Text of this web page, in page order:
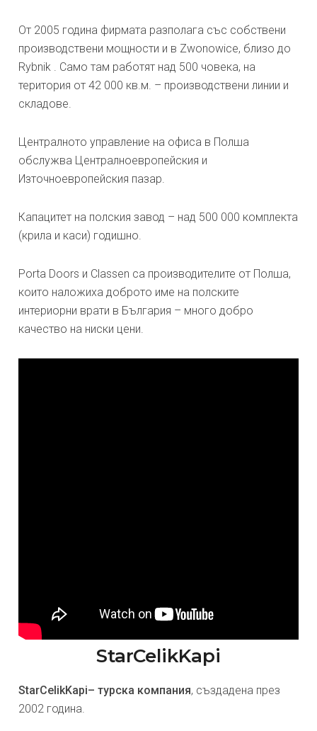
От 2005 година фирмата разполага със собствени
производствени мощности и в Zwonowice, близо до
Rybnik . Само там работят над 500 човека, на
територия от 42 000 кв.м. – производствени линии и
складове.
Централното управление на офиса в Полша
обслужва Централноевропейския и
Източноевропейския пазар.
Капацитет на полския завод – над 500 000 комплекта
(крила и каси) годишно.
Porta Doors и Classen са производителите от Полша,
които наложиха доброто име на полските
интериорни врати в България – много добро
качество на ниски цени.
StarCelikKapi
StarCelikKapi– турска компания, създадена през
2002 година.